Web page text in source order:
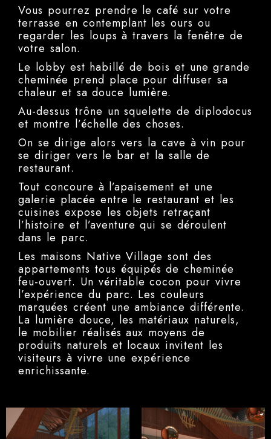
Vous pourrez prendre le café sur votre
terrasse en contemplant les ours ou
regarder les loups à travers la fenêtre de
votre salon.
Le lobby est habillé de bois et une grande
cheminée prend place pour diffuser sa
chaleur et sa douce lumière.
Au-dessus trône un squelette de diplodocus
et montre l’échelle des choses.
On se dirige alors vers la cave à vin pour
se diriger vers le bar et la salle de
restaurant.
Tout concoure à l’apaisement et une
galerie placée entre le restaurant et les
cuisines expose les objets retraçant
l’histoire et l’aventure qui se déroulent
dans le parc.
Les maisons Native Village sont des
appartements tous équipés de cheminée
feu-ouvert. Un véritable cocon pour vivre
l’expérience du parc. Les couleurs
marquées créent une ambiance différente.
La lumière douce, les matériaux naturels,
le mobilier réalisés aux moyens de
produits naturels et locaux invitent les
visiteurs à vivre une expérience
enrichissante.